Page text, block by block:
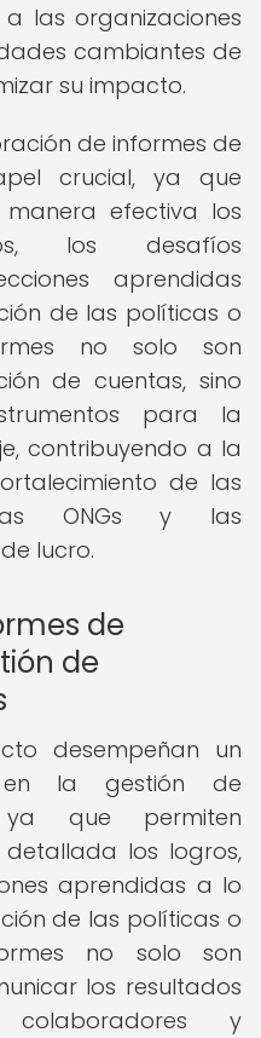
a las organizaciones
cambiantes de
su impacto.
de informes de
crucial, ya que
efectiva los
los desafíos
aprendidas
de las políticas o
no solo son
de cuentas, sino
para la
contribuyendo a la
de las
ONGs y las
lucro.
de
de
desempeñan un
en la gestión de
ya que permiten
los logros,
aprendidas a lo
de las políticas o
no solo son
los resultados
y